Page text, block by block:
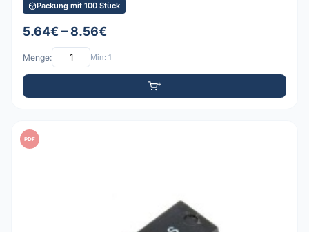
Packung mit 100 Stück
5.64€ – 8.56€
Menge: Min: 1
PDF